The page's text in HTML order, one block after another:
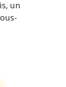
un